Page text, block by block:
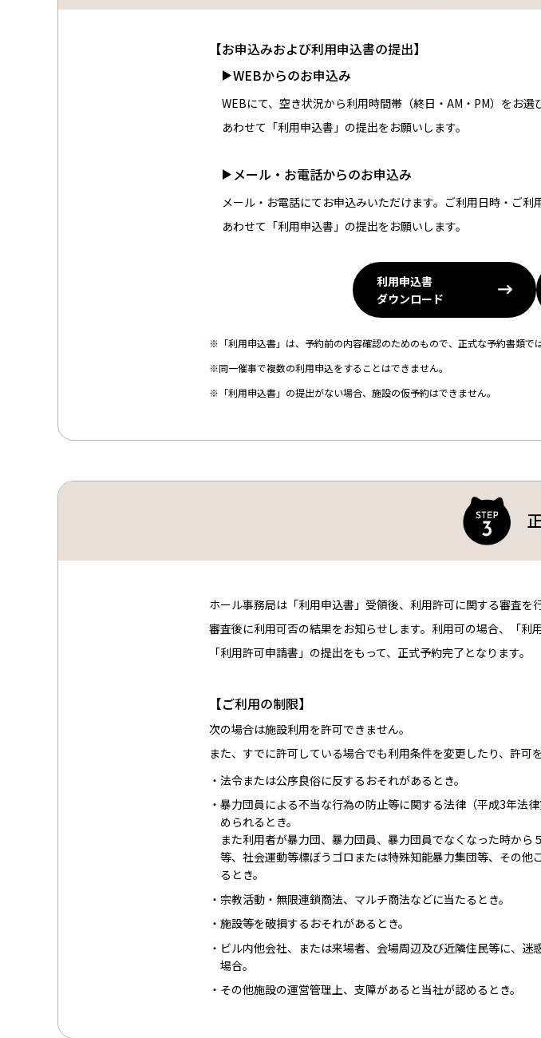
【お申込みおよび利用申込書の提出】
WEBからのお申込み
WEBにて、空き状況から利用時間帯（終日・AM・PM）をお
あわせて「利用申込書」の提出をお願いします。
メール・お電話からのお申込み
メール・お電話にてお申込みいただけます。ご利用日時・ご利
あわせて「利用申込書」の提出をお願いします。
利用申込書
ダウンロード
※「利用申込書」は、予約前の内容確認のためのもので、正式な予約書類で
※同一催事で複数の利用申込をすることはできません。
※「利用申込書」の提出がない場合、施設の仮予約はできません。
ホール事務局は「利用申込書」受領後、利用許可に関する審査を
審査後に利用可否の結果をお知らせします。利用可の場合、「利
「利用許可申請書」の提出をもって、正式予約完了となります。
【ご利用の制限】
次の場合は施設利用を許可できません。
また、すでに許可している場合でも利用条件を変更したり、許可
法令または公序良俗に反するおそれがあるとき。
暴力団員による不当な行為の防止等に関する法律（平成3年法
められるとき。
また利用者が暴力団、暴力団員、暴力団員でなくなった時か
等、社会運動等標ぼうゴロまたは特殊知能暴力集団等、その
るとき。
宗教活動・無限連鎖商法、マルチ商法などに当たるとき。
施設等を破損するおそれがあるとき。
ビル内他会社、または来場者、会場周辺及び近隣住民等に、
場合。
その他施設の運営管理上、支障があると当社が認めるとき。